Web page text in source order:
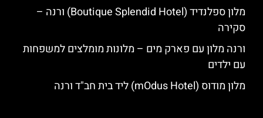
מלון ספלנדיד (Boutique Splendid Hotel) ורנה –
סקירה
ורנה מלון עם פארק מים – מלונות מומלצים למשפחות
עם ילדים
מלון מודוס (mOdus Hotel) ליד בית חב"ד ורנה